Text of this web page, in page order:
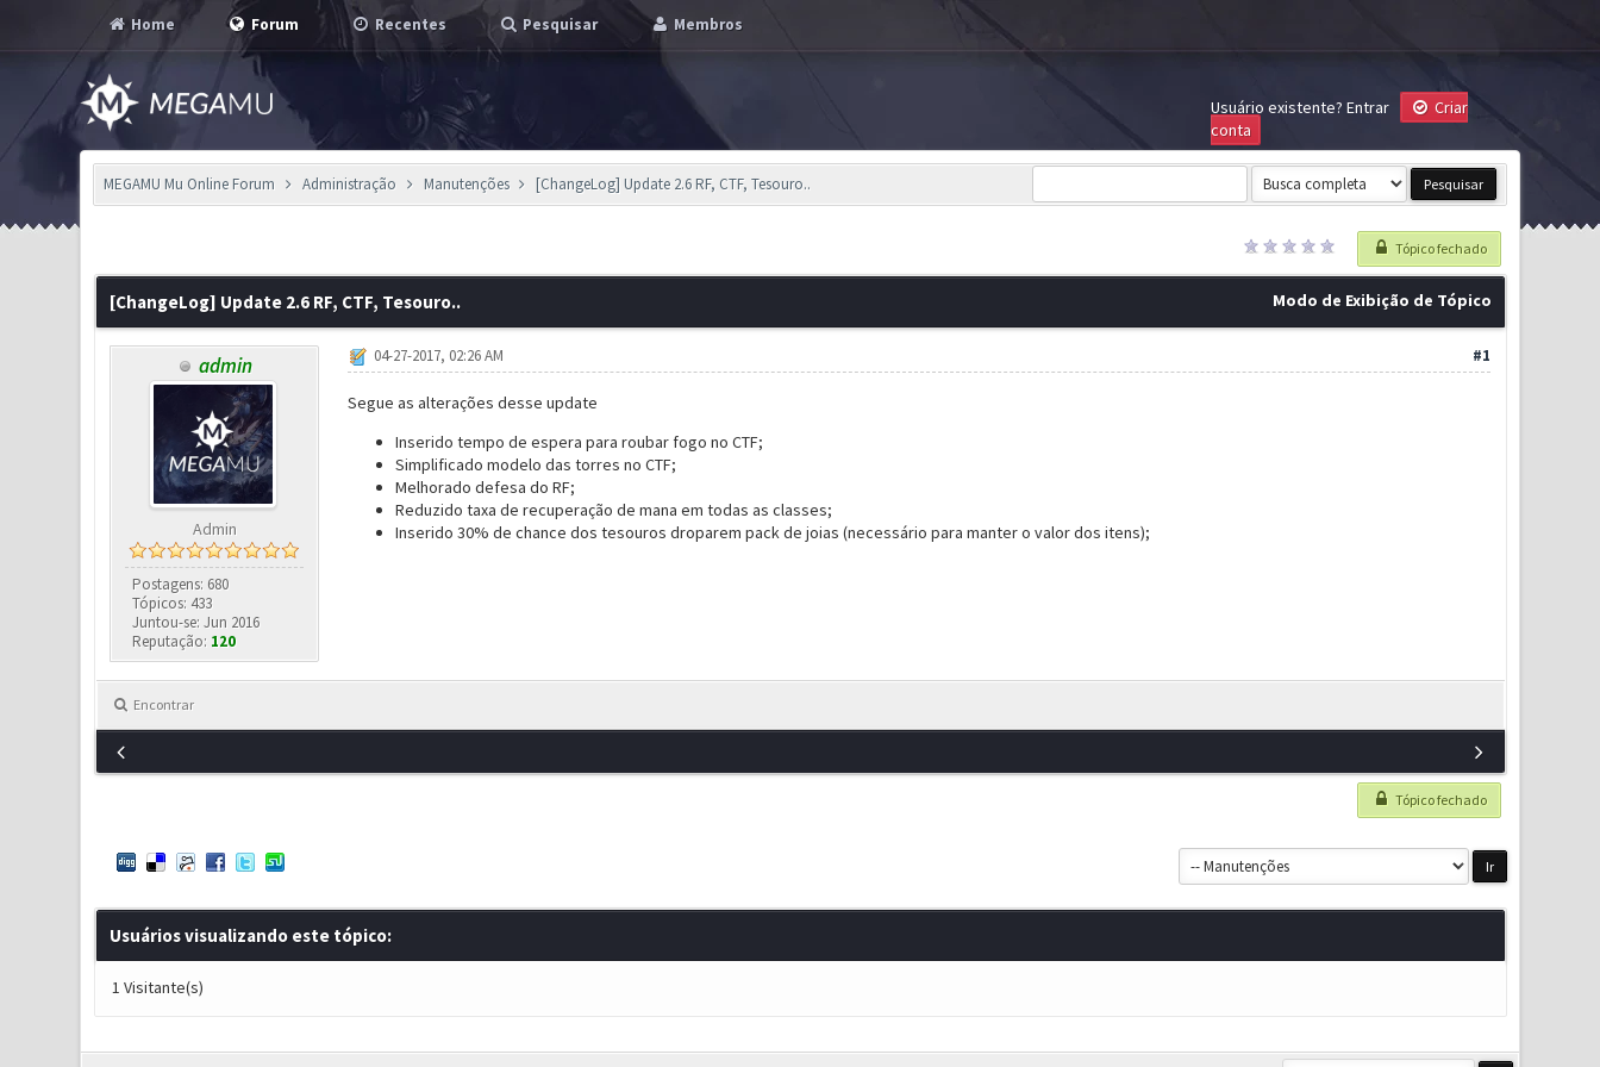
Home Forum Recentes Pesquisar Membros
Usuário existente? Entrar
Criar
conta
MEGAMU Mu Online Forum Administração Manutenções [ChangeLog] Update 2.6 RF, CTF, Tesouro..
Tópico fechado
Modo de Exibição de Tópico
[ChangeLog] Update 2.6 RF, CTF, Tesouro..
admin
Admin
Postagens: 680
Tópicos: 433
Juntou-se: Jun 2016
Reputação: 120
#1
04-27-2017, 02:26 AM
Segue as alterações desse update
Inserido tempo de espera para roubar fogo no CTF;
Simplificado modelo das torres no CTF;
Melhorado defesa do RF;
Reduzido taxa de recuperação de mana em todas as classes;
Inserido 30% de chance dos tesouros droparem pack de joias (necessário para manter o valor dos itens);
Encontrar
Tópico fechado
Usuários visualizando este tópico:
1 Visitante(s)